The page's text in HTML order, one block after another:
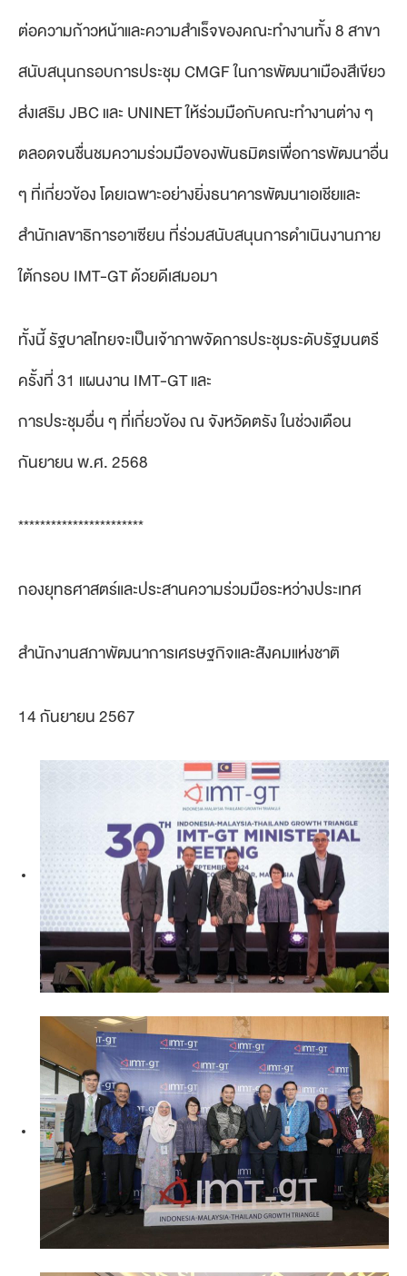
ต่อความก้าวหน้าและความสำเร็จของคณะทำงานทั้ง 8 สาขา
สนับสนุนกรอบการประชุม CMGF ในการพัฒนาเมืองสีเขียว
ส่งเสริม JBC และ UNINET ให้ร่วมมือกับคณะทำงานต่าง ๆ
ตลอดจนชื่นชมความร่วมมือของพันธมิตรเพื่อการพัฒนาอื่น
ๆ ที่เกี่ยวข้อง โดยเฉพาะอย่างยิ่งธนาคารพัฒนาเอเชียและ
สำนักเลขาธิการอาเซียน ที่ร่วมสนับสนุนการดำเนินงานภาย
ใต้กรอบ IMT-GT ด้วยดีเสมอมา
ทั้งนี้ รัฐบาลไทยจะเป็นเจ้าภาพจัดการประชุมระดับรัฐมนตรี
ครั้งที่ 31 แผนงาน IMT-GT และ
การประชุมอื่น ๆ ที่เกี่ยวข้อง ณ จังหวัดตรัง ในช่วงเดือน
กันยายน พ.ศ. 2568
***********************
กองยุทธศาสตร์และประสานความร่วมมือระหว่างประเทศ
สำนักงานสภาพัฒนาการเศรษฐกิจและสังคมแห่งชาติ
14 กันยายน 2567